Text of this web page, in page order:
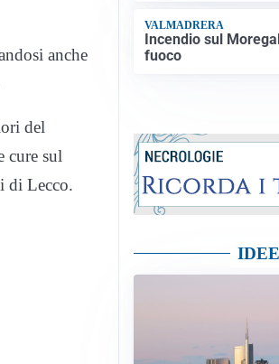
anche
del
cure sul
di Lecco.
VALMADRERA
Incendio sul
fuoco